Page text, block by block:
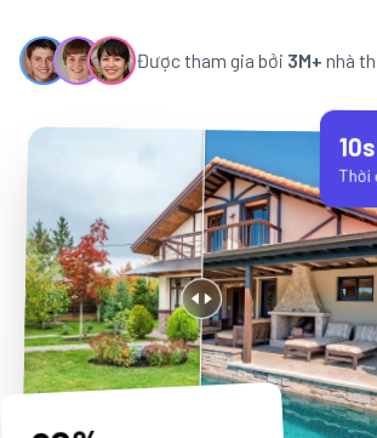
Được tham gia bởi 3M+ nhà
10s
Thời